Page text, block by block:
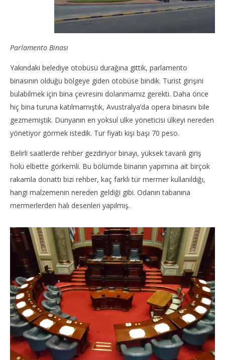
Parlamento Binası
Yakındaki belediye otobüsü durağına gittik, parlamento
binasının olduğu bölgeye giden otobüse bindik. Turist girişini
bulabilmek için bina çevresini dolanmamız gerekti. Daha önce
hiç bina turuna katılmamıştık, Avustralya’da opera binasını bile
gezmemiştik. Dünyanın en yoksul ülke yöneticisi ülkeyi nereden
yönetiyor görmek istedik. Tur fiyatı kişi başı 70 peso.
Belirli saatlerde rehber gezdiriyor binayı, yüksek tavanlı giriş
holü elbette görkemli. Bu bölümde binanın yapımına ait birçok
rakamla donattı bizi rehber, kaç farklı tür mermer kullanıldığı,
hangi malzemenin nereden geldiği gibi. Odanın tabanına
mermerlerden halı desenleri yapılmış.